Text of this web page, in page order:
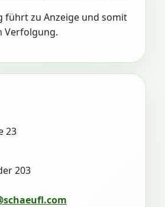
führt zu Anzeige und somit
Verfolgung.
23
203